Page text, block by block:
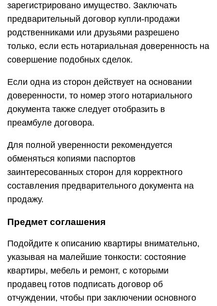
зарегистрировано имущество. Заключать
предварительный договор купли-продажи
родственниками или друзьями разрешено
только, если есть нотариальная доверенность на
совершение подобных сделок.
Если одна из сторон действует на основании
доверенности, то номер этого нотариального
документа также следует отобразить в
преамбуле договора.
Для полной уверенности рекомендуется
обменяться копиями паспортов
заинтересованных сторон для корректного
составления предварительного документа на
продажу.
Предмет соглашения
Подойдите к описанию квартиры внимательно,
указывая на малейшие тонкости: состояние
квартиры, мебель и ремонт, с которыми
продавец готов подписать договор об
отчуждении, чтобы при заключении основного